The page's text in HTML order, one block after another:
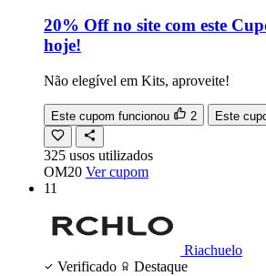
20% Off no site com este
hoje!
Não elegível em Kits, aproveite!
Este cupom funcionou 2 Este
325 usos utilizados
OM20 Ver cupom
11
Riachuelo
Verificado
Destaque